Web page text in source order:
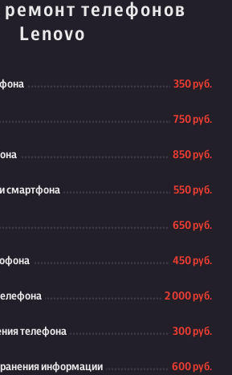
телефонов
Lenovo
350 руб.
750 руб.
850 руб.
смартфона 550 руб.
650 руб.
450 руб.
2 000 руб.
телефона 300 руб.
информации 600 руб.